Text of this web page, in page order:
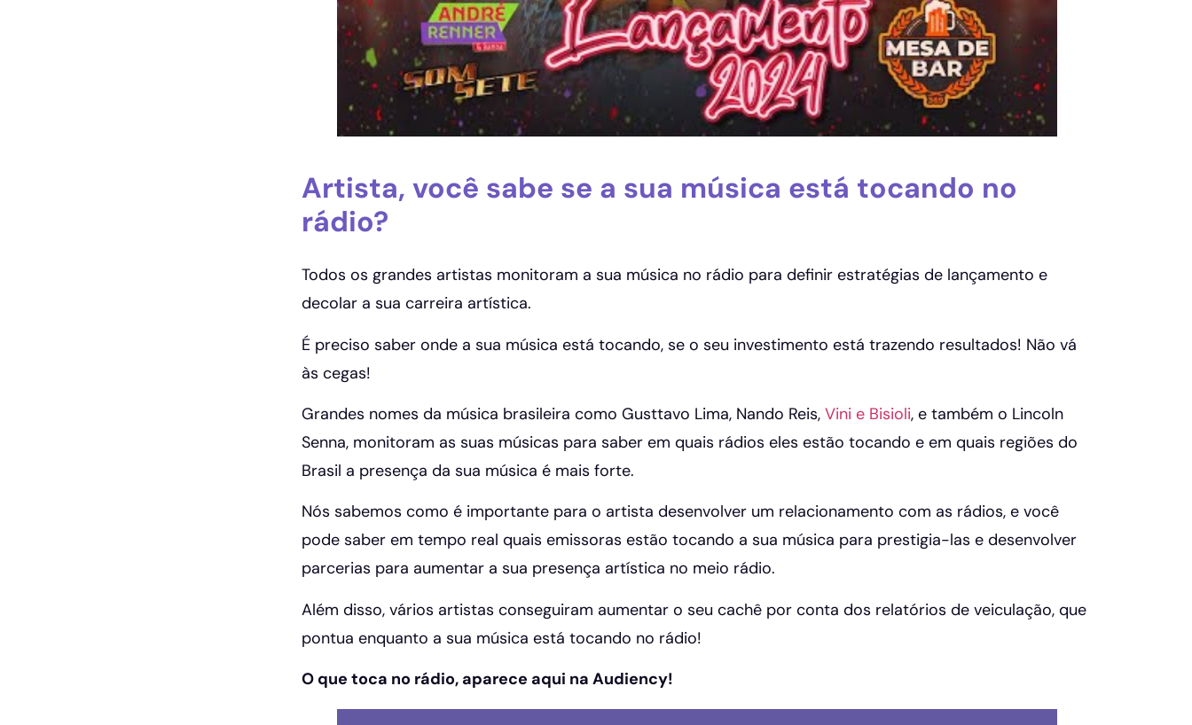
Artista, você sabe se a sua música está tocando no
rádio?
Todos os grandes artistas monitoram a sua música no rádio para definir estratégias de lançamento e
decolar a sua carreira artística.
É preciso saber onde a sua música está tocando, se o seu investimento está trazendo resultados! Não vá
às cegas!
Grandes nomes da música brasileira como Gusttavo Lima, Nando Reis, Vini e Bisioli, e também o Lincoln
Senna, monitoram as suas músicas para saber em quais rádios eles estão tocando e em quais regiões do
Brasil a presença da sua música é mais forte.
Nós sabemos como é importante para o artista desenvolver um relacionamento com as rádios, e você
pode saber em tempo real quais emissoras estão tocando a sua música para prestigia-las e desenvolver
parcerias para aumentar a sua presença artística no meio rádio.
Além disso, vários artistas conseguiram aumentar o seu cachê por conta dos relatórios de veiculação, que
pontua enquanto a sua música está tocando no rádio!
O que toca no rádio, aparece aqui na Audiency!